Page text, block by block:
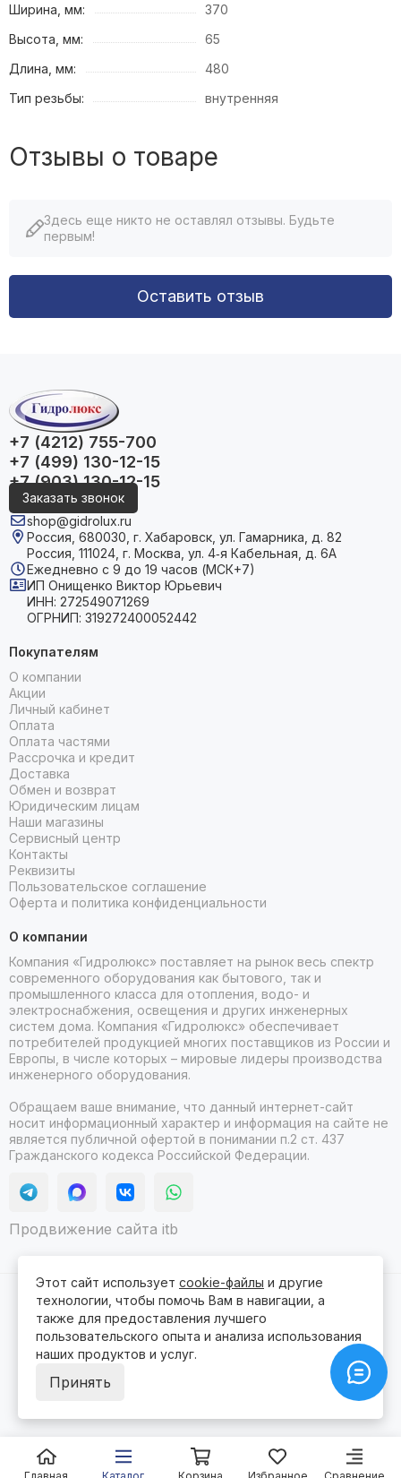
Ширина, мм:
370
Высота, мм:
65
Длина, мм:
480
Тип резьбы:
внутренняя
Отзывы о товаре
Здесь еще никто не оставлял отзывы. Будьте
первым!
Оставить отзыв
+7 (4212) 755-700
+7 (499) 130-12-15
+7 (903) 130-12-15
Заказать звонок
shop@gidrolux.ru
Россия, 680030, г. Хабаровск, ул. Гамарника, д. 82
Россия, 111024, г. Москва, ул. 4‑я Кабельная, д. 6А
Ежедневно с 9 до 19 часов (МСК+7)
ИП Онищенко Виктор Юрьевич
ИНН: 272549071269
ОГРНИП: 319272400052442
Покупателям
О компании
Акции
Личный кабинет
Оплата
Оплата частями
Рассрочка и кредит
Доставка
Обмен и возврат
Юридическим лицам
Наши магазины
Сервисный центр
Контакты
Реквизиты
Пользовательское соглашение
Оферта и политика конфиденциальности
О компании
Компания «Гидролюкс» поставляет на рынок весь спектр
современного оборудования как бытового, так и
промышленного класса для отопления, водо- и
электроснабжения, освещения и других инженерных
систем дома. Компания «Гидролюкс» обеспечивает
потребителей продукцией многих поставщиков из России и
Европы, в числе которых – мировые лидеры производства
инженерного оборудования.
Обращаем ваше внимание, что данный интернет-сайт
носит информационный характер и информация на сайте не
является публичной офертой в понимании п.2 ст. 437
Гражданского кодекса Российской Федерации.
Продвижение сайта itb
2026 © Гидролюкс.Карта сайта
Сделано вProSalesдля платформы
Этот сайт использует cookie-файлы и другие
технологии, чтобы помочь Вам в навигации, а
также для предоставления лучшего
пользовательского опыта и анализа использования
наших продуктов и услуг.
Принять